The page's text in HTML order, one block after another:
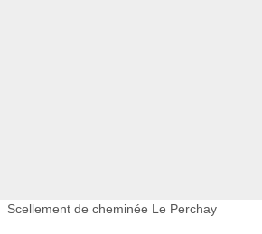
Scellement de cheminée Le Perchay